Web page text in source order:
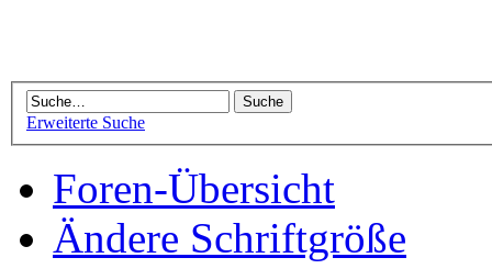
Erweiterte Suche
Foren-Übersicht
Ändere Schriftgröße